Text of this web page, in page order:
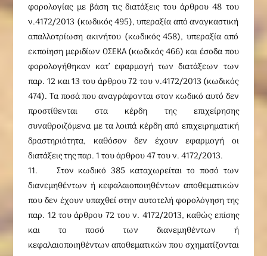
φορολογίας με βάση τις διατάξεις του άρθρου 48 του
ν.4172/2013 (κωδικός 495), υπεραξία από αναγκαστική
απαλλοτρίωση ακινήτου (κωδικός 458), υπεραξία από
εκποίηση μεριδίων ΟΣΕΚΑ (κωδικός 466) και έσοδα που
φορολογήθηκαν κατ’ εφαρμογή των διατάξεων των
παρ. 12 και 13 του άρθρου 72 του ν.4172/2013 (κωδικός
474). Τα ποσά που αναγράφονται στον κωδικό αυτό δεν
προστίθενται στα κέρδη της επιχείρησης
συναθροιζόμενα με τα λοιπά κέρδη από επιχειρηματική
δραστηριότητα, καθόσον δεν έχουν εφαρμογή οι
διατάξεις της παρ. 1 του άρθρου 47 του ν. 4172/2013.
11. Στον κωδικό 385 καταχωρείται το ποσό των
διανεμηθέντων ή κεφαλαιοποιηθέντων αποθεματικών
που δεν έχουν υπαχθεί στην αυτοτελή φορολόγηση της
παρ. 12 του άρθρου 72 του ν. 4172/2013, καθώς επίσης
και το ποσό των διανεμηθέντων ή
κεφαλαιοποιηθέντων αποθεματικών που σχηματίζονται